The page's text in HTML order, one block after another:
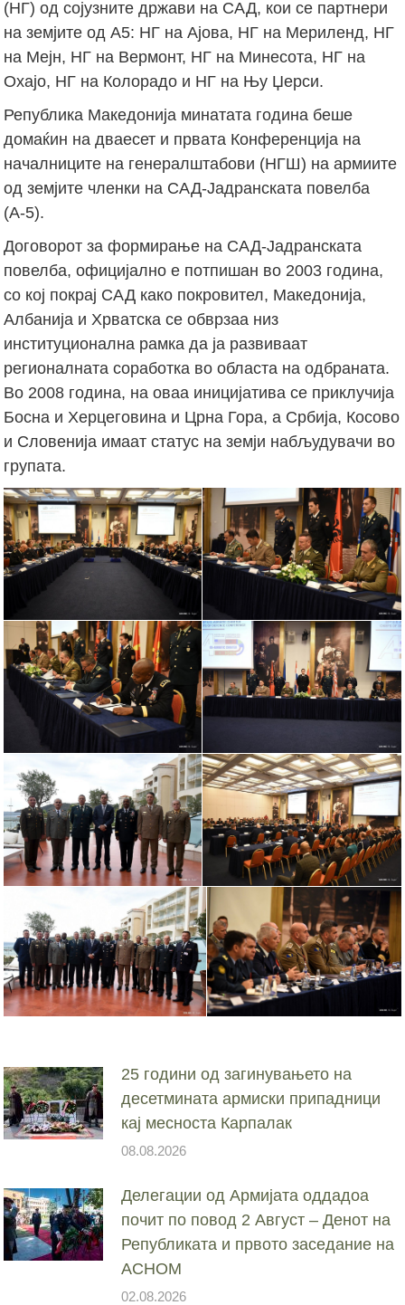
(НГ) од сојузните држави на САД, кои се партнери
на земјите од А5: НГ на Ајова, НГ на Мериленд, НГ
на Мејн, НГ на Вермонт, НГ на Минесота, НГ на
Охајо, НГ на Колорадо и НГ на Њу Џерси.
Република Македонија минатата година беше
домаќин на дваесет и првата Конференција на
началниците на генералштабови (НГШ) на армиите
од земјите членки на САД-Јадранската повелба
(А-5).
Договорот за формирање на САД-Јадранската
повелба, официјално е потпишан во 2003 година,
со кој покрај САД како покровител, Македонија,
Албанија и Хрватска се обврзаа низ
институционална рамка да ја развиваат
регионалната соработка во областа на одбраната.
Во 2008 година, на оваа иницијатива се приклучија
Босна и Херцеговина и Црна Гора, а Србија, Косово
и Словенија имаат статус на земји набљудувачи во
групата.
25 години од загинувањето на
десетмината армиски припадници
кај месноста Карпалак
08.08.2026
Делегации од Армијата оддадоа
почит по повод 2 Август – Денот на
Републиката и првото заседание на
АСНОМ
02.08.2026